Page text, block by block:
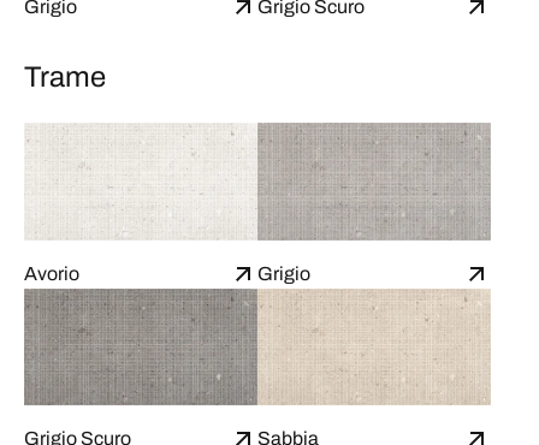
Grigio Grigio Scuro
Trame
Avorio Grigio
Grigio Scuro Sabbia